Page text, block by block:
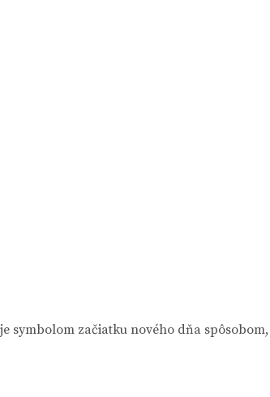
symbolom začiatku nového dňa